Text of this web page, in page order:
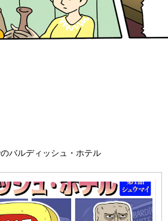
バルディッシュ・ホテル